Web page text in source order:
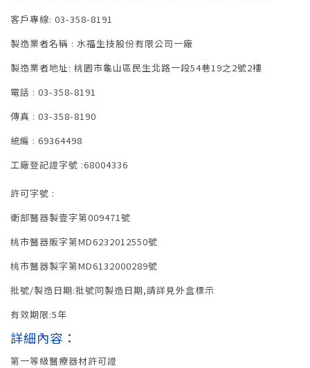
客戶專線: 03-358-8191
製造業者名稱 : 水福生技股份有限公司一廠
製造業者地址: 桃園市龜山區民生北路一段54巷19之2號2樓
電話 : 03-358-8191
傳真 : 03-358-8190
統編 : 69364498
工廠登記證字號 :68004336
許可字號 :
衛部醫器製壹字第009471號
桃市醫器販字第MD6232012550號
桃市醫器製字第MD6132000289號
批號/製造日期:批號同製造日期,請詳見外盒標示
有效期限:5年
詳細內容：
第一等級醫療器材許可證